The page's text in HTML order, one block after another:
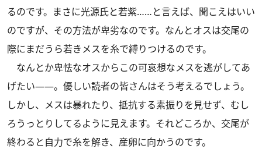
るのです。まさに光源氏と若紫……と言えば、聞こえはいい
のですが、その方法が卑劣なのです。なんとオスは交尾の
際にまだうら若きメスを糸で縛りつけるのです。
なんとか卑怯なオスからこの可哀想なメスを逃がしてあ
げたい――。優しい読者の皆さんはそう考えるでしょう。
しかし、メスは暴れたり、抵抗する素振りを見せず、むし
ろうっとりしてるように見えます。それどころか、交尾が
終わると自力で糸を解き、産卵に向かうのです。